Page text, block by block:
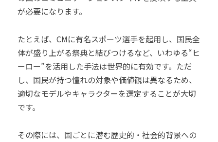
が必要になります。
たとえば、CMに有名スポーツ選手を起用し、国民全
体が盛り上がる祭典と結びつけるなど、いわゆる“ヒ
ーロー”を活用した手法は世界的に有効です。ただ
し、国民が持つ憧れの対象や価値観は異なるため、
適切なモデルやキャラクターを選定することが大切
です。
その際には、国ごとに潜む歴史的・社会的背景への